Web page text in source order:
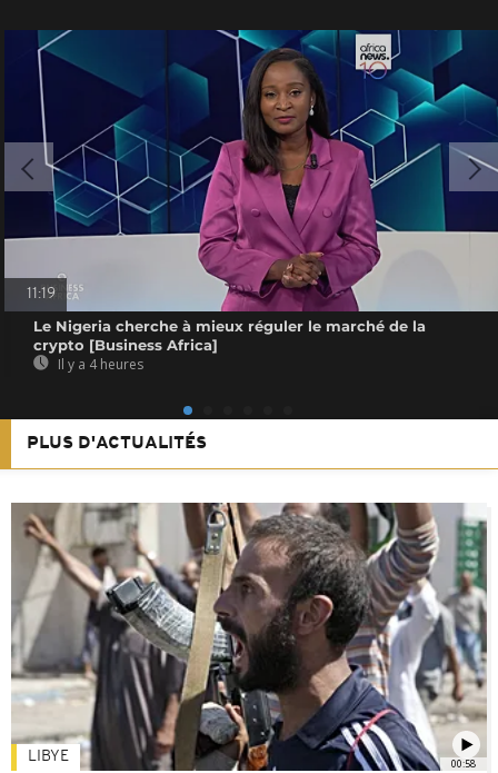
11:19
Le Nigeria cherche à mieux réguler le marché de la
crypto [Business Africa]
Il y a 4 heures
PLUS D'ACTUALITÉS
00:58
LIBYE